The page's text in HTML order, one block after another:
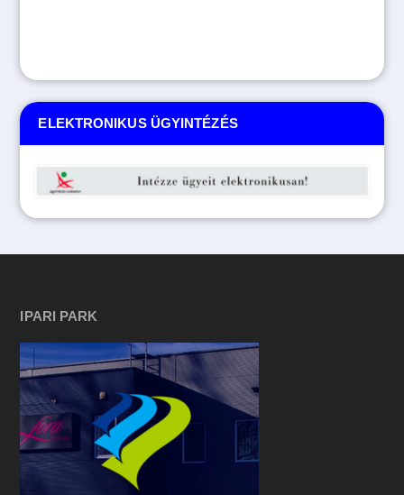
ELEKTRONIKUS ÜGYINTÉZÉS
IPARI PARK